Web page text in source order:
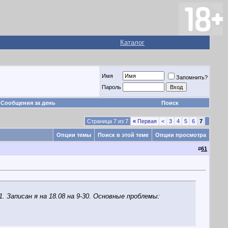
Каталог
Имя
Запомнить?
Пароль
Сообщения за день Поиск
Страница 7 из 7 « Первая < 3 4 5 6 7
Опции темы Поиск в этой теме Опции просмотра
#61
я на 18.08 на 9-30. Основные проблемы: